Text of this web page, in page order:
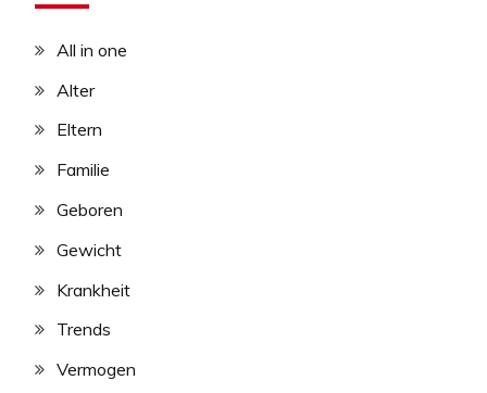
All in one
Alter
Eltern
Familie
Geboren
Gewicht
Krankheit
Trends
Vermogen